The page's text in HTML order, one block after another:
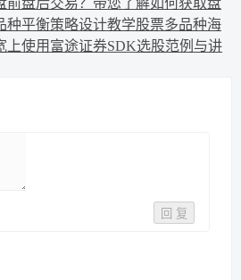
前盘后交易？带您了解如何获取盘
种平衡策略设计教学股票多品种海
上使用富途证券SDK选股范例与讲
回 复